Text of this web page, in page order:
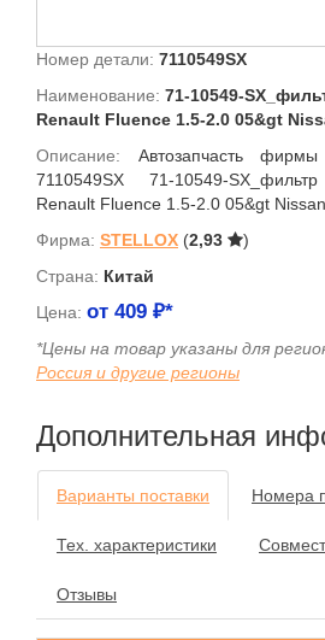
Номер детали: 7110549SX
Наименование: 71-10549-
Renault Fluence 1.5-2.0 05&gt
Описание: Автозапчасть
7110549SX 71-10549-
Renault Fluence 1.5-2.0 05&gt
Фирма: STELLOX (2,93
)
Страна: Китай
Цена: от 409 ₽*
*Цены на товар указаны для
Россия и другие регионы
Дополнительная
Варианты поставки Номера
Тех. характеристики
Отзывы